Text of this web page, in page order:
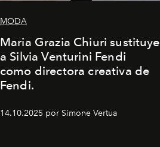
MODA
Maria Grazia Chiuri sustituye
a Silvia Venturini Fendi
como directora creativa de
Fendi.
14.10.2025 por Simone Vertua